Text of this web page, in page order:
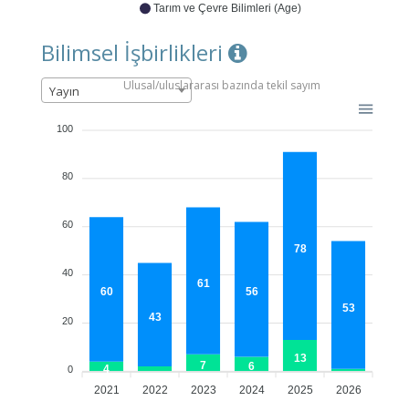
Tarım ve Çevre Bilimleri (Age)
Bilimsel İşbirlikleri
Yayın Ulusal/uluslararası bazında tekil sayım
2021 2022 2023 2024 2025 2026
4 7 6
13
60
43
61
56
78
53
100
80
60
40
20
0